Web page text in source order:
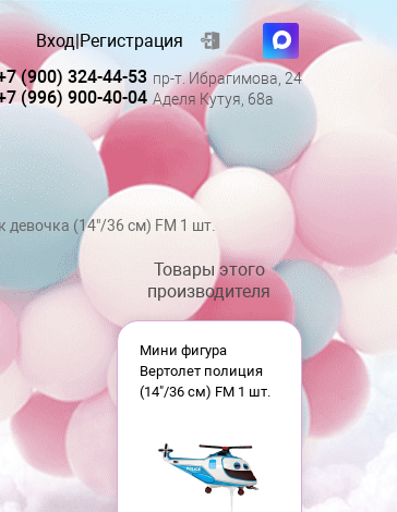
Вход|Регистрация
(900) 324-44-53 пр-т. Ибрагимова, 24
(996) 900-40-04 Аделя Кутуя, 68а
(14"/36 см) FM 1 шт.
Товары этого
производителя
Мини фигура
Вертолет полиция
(14"/36 см) FM 1 шт.